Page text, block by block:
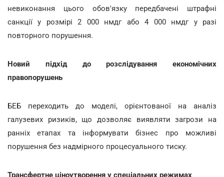
невиконання цього обов'язку передбачені штрафні
санкції у розмірі 2 000 нмдг або 4 000 нмдг у разі
повторного порушення.
Новий підхід до розслідування економічних
правопорушень
БЕБ переходить до моделі, орієнтованої на аналіз
галузевих ризиків, що дозволяє виявляти загрози на
ранніх етапах та інформувати бізнес про можливі
порушення без надмірного процесуального тиску.
Трансфертне ціноутворення у спеціальних режимах